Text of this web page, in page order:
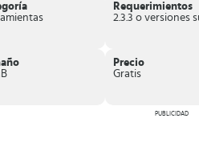
o Need For Speed No Limits; encuentra
Requerimientos
Precio
Gratis
PUBLICIDAD